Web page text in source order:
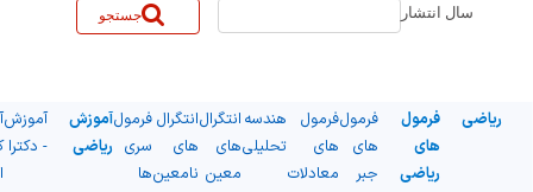
سال انتشار جستجو
ریاضی
فرمول
های
ریاضی
فرمول
های
جبر
فرمول
های
معادلات
هندسه
تحلیلی
انتگرال
های
معین
انتگرال
های
نامعین
فرمول
سری
ها
آموزش
ریاضی
آموزش
- دکترا